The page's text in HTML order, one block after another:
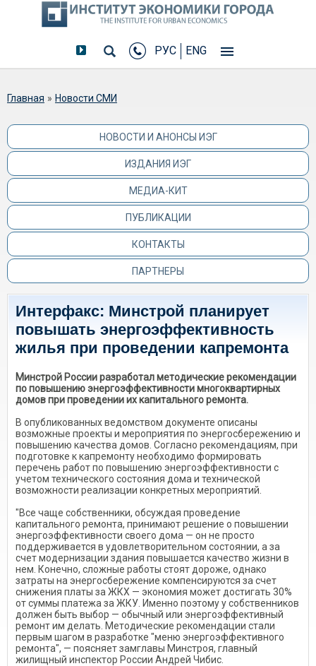
РУС ENG
Вы здесь
Главная » Новости СМИ
НОВОСТИ И АНОНСЫ ИЭГ
ИЗДАНИЯ ИЭГ
МЕДИА-КИТ
ПУБЛИКАЦИИ
КОНТАКТЫ
ПАРТНЕРЫ
Интерфакс: Минстрой планирует
повышать энергоэффективность
жилья при проведении капремонта
Минстрой России разработал методические рекомендации
по повышению энергоэффективности многоквартирных
домов при проведении их капитального ремонта.
В опубликованных ведомством документе описаны
возможные проекты и мероприятия по энергосбережению и
повышению качества домов. Согласно рекомендациям, при
подготовке к капремонту необходимо формировать
перечень работ по повышению энергоэффективности с
учетом технического состояния дома и технической
возможности реализации конкретных мероприятий.
"Все чаще собственники, обсуждая проведение
капитального ремонта, принимают решение о повышении
энергоэффективности своего дома — он не просто
поддерживается в удовлетворительном состоянии, а за
счет модернизации здания повышается качество жизни в
нем. Конечно, сложные работы стоят дороже, однако
затраты на энергосбережение компенсируются за счет
снижения платы за ЖКХ — экономия может достигать 30%
от суммы платежа за ЖКУ. Именно поэтому у собственников
должен быть выбор — обычный или энергоэффективный
ремонт им делать. Методические рекомендации стали
первым шагом в разработке "меню энергоэффективного
ремонта", — поясняет замглавы Минстроя, главный
жилищный инспектор России Андрей Чибис.